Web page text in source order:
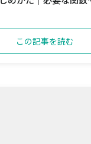
この記事を読む